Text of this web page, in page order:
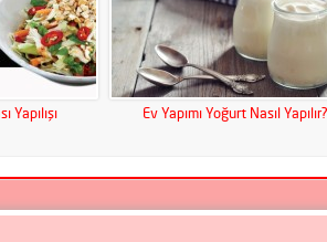
Yapılışı Ev Yapımı Yoğurt Nasıl Yapılır?